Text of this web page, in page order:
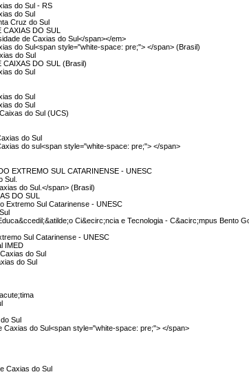
do Sul - RS
do Sul
Cruz do Sul
CAXIAS DO SUL
de Caxias do Sul</span></em>
do Sul<span style="white-space: pre;"> </span> (Brasil)
do Sul
CAIXAS DO SUL (Brasil)
do Sul
do Sul
do Sul
do Sul (UCS)
do Sul
do sul<span style="white-space: pre;"> </span>
EXTREMO SUL CATARINENSE - UNESC
Sul.
do Sul.</span> (Brasil)
DO SUL
Extremo Sul Catarinense - UNESC
Ci&ecirc;ncia e Tecnologia - C&acirc;mpus Bento
Sul Catarinense - UNESC
IMED
do Sul
do Sul
Sul
Caxias do Sul<span style="white-space: pre;"> </span>
Caxias do Sul